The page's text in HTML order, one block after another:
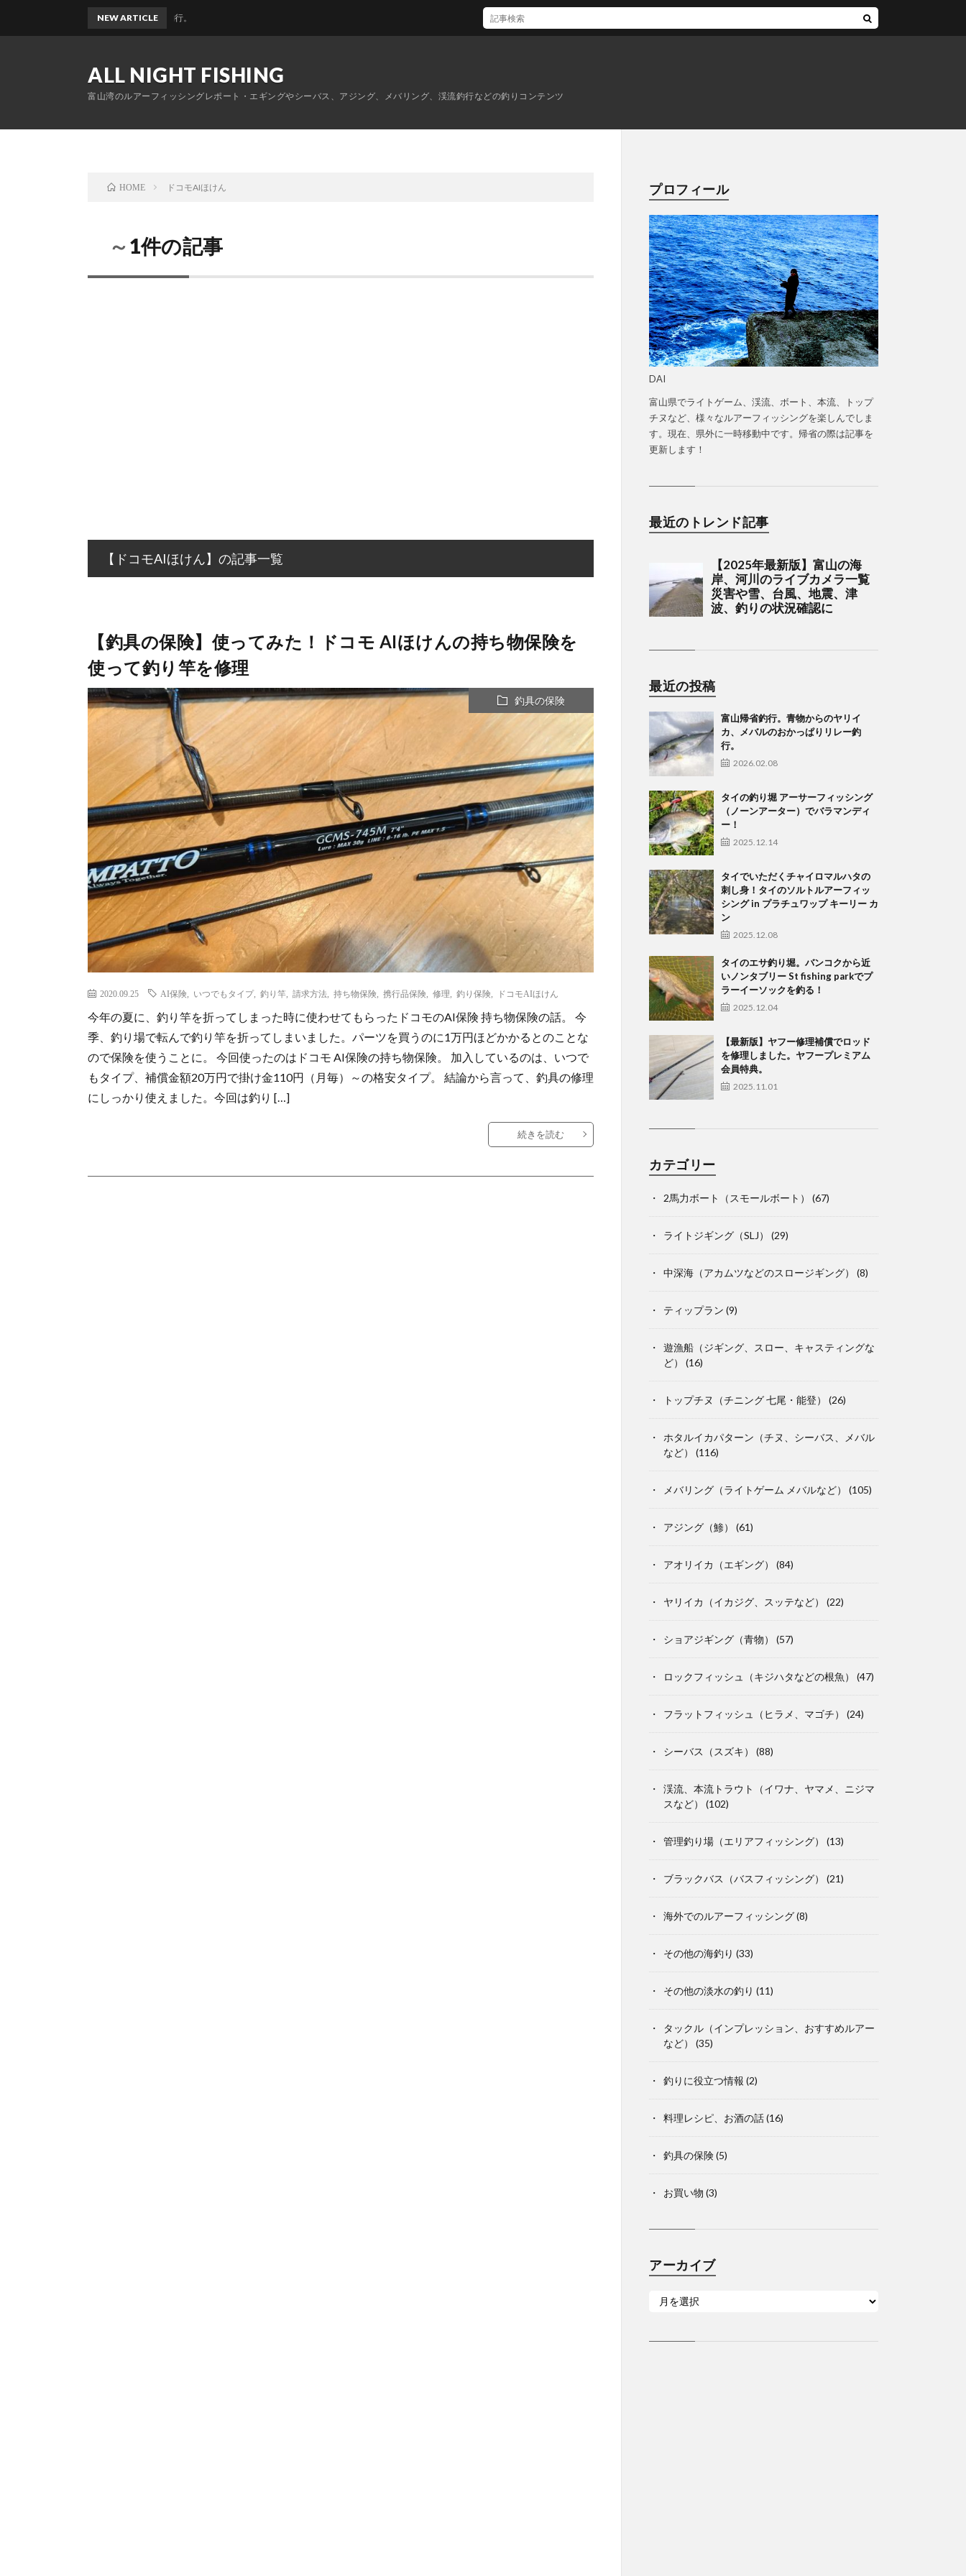
ALL NIGHT FISHING
富山湾のルアーフィッシングレポート・エギングやシーバス、アジング、メバリング、渓流釣行などの釣りコンテンツ
NEW ARTICLE
、メバルのおかっぱりリレー釣行。
HOME ドコモAIほけん
～1件の記事
【ドコモAIほけん】の記事一覧
【釣具の保険】使ってみた！ドコモ AIほけんの持ち物保険を
使って釣り竿を修理
釣具の保険
2020.09.25 AI保険 いつでもタイプ, 釣り竿 請求方法 持ち物保険 携行品保険 修理 釣り保険 ドコモAIほけん
今年の夏に、釣り竿を折ってしまった時に使わせてもらったドコモのAI保険 持ち物保険の話。 今
季、釣り場で転んで釣り竿を折ってしまいました。パーツを買うのに1万円ほどかかるとのことな
ので保険を使うことに。 今回使ったのはドコモ AI保険の持ち物保険。 加入しているのは、いつで
もタイプ、補償金額20万円で掛け金110円（月毎）～の格安タイプ。 結論から言って、釣具の修理
にしっかり使えました。今回は釣り […]
続きを読む
プロフィール
DAI
富山県でライトゲーム、渓流、ボート、本流、トップ
チヌなど、様々なルアーフィッシングを楽しんでしま
す。現在、県外に一時移動中です。帰省の際は記事を
更新します！
最近のトレンド記事
最近の投稿
富山帰省釣行。青物からのヤリイ
カ、メバルのおかっぱりリレー釣
行。
2026.02.08
タイの釣り堀 アーサーフィッシング
（ノーンアーター）でバラマンディ
ー！
2025.12.14
タイでいただくチャイロマルハタの
刺し身！タイのソルトルアーフィッ
シング in プラチュワップ キーリー カ
ン
2025.12.08
タイのエサ釣り堀。バンコクから近
いノンタブリー St fishing parkでプ
ラーイーソックを釣る！
2025.12.04
【最新版】ヤフー修理補償でロッド
を修理しました。ヤフープレミアム
会員特典。
2025.11.01
カテゴリー
2馬力ボート（スモールボート） (67)
ライトジギング（SLJ） (29)
中深海（アカムツなどのスロージギング） (8)
ティップラン (9)
遊漁船（ジギング、スロー、キャスティングな
ど）
(16)
トップチヌ（チニング 七尾・能登） (26)
ホタルイカパターン（チヌ、シーバス、メバル
など）
(116)
メバリング（ライトゲーム メバルなど） (105)
アジング（鯵） (61)
アオリイカ（エギング） (84)
ヤリイカ（イカジグ、スッテなど） (22)
ショアジギング（青物） (57)
ロックフィッシュ（キジハタなどの根魚） (47)
フラットフィッシュ（ヒラメ、マゴチ） (24)
シーバス（スズキ） (88)
渓流、本流トラウト（イワナ、ヤマメ、ニジマ
スなど）
(102)
管理釣り場（エリアフィッシング） (13)
ブラックバス（バスフィッシング） (21)
海外でのルアーフィッシング(8)
その他の海釣り (33)
その他の淡水の釣り (11)
タックル（インプレッション、おすすめルアー
など）
(35)
釣りに役立つ情報 (2)
料理レシピ、お酒の話(16)
釣具の保険(5)
お買い物 (3)
アーカイブ